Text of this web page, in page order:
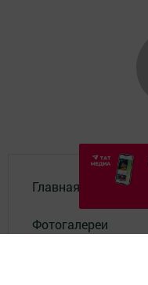
Главная
Фотогалереи